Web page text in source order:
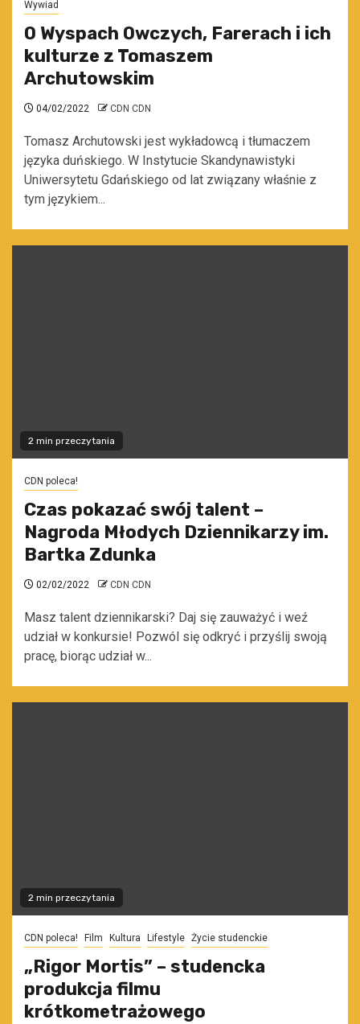
Wywiad
O Wyspach Owczych, Farerach i ich
kulturze z Tomaszem
Archutowskim
04/02/2022 CDN CDN
Tomasz Archutowski jest wykładowcą i tłumaczem
języka duńskiego. W Instytucie Skandynawistyki
Uniwersytetu Gdańskiego od lat związany właśnie z
tym językiem...
2 min przeczytania
CDN poleca!
Czas pokazać swój talent –
Nagroda Młodych Dziennikarzy im.
Bartka Zdunka
02/02/2022 CDN CDN
Masz talent dziennikarski? Daj się zauważyć i weź
udział w konkursie! Pozwól się odkryć i przyślij swoją
pracę, biorąc udział w...
2 min przeczytania
CDN poleca! Film Kultura Lifestyle Życie studenckie
„Rigor Mortis” – studencka
produkcja filmu
krótkometrażowego